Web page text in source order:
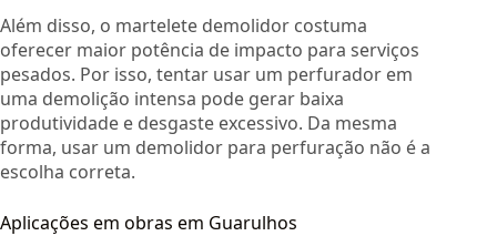
Além disso, o martelete demolidor costuma
oferecer maior potência de impacto para serviços
pesados. Por isso, tentar usar um perfurador em
uma demolição intensa pode gerar baixa
produtividade e desgaste excessivo. Da mesma
forma, usar um demolidor para perfuração não é a
escolha correta.
Aplicações em obras em Guarulhos